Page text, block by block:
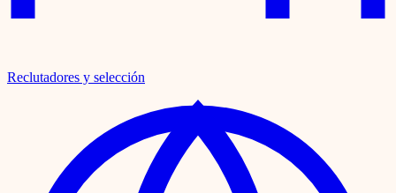
Reclutadores y selección